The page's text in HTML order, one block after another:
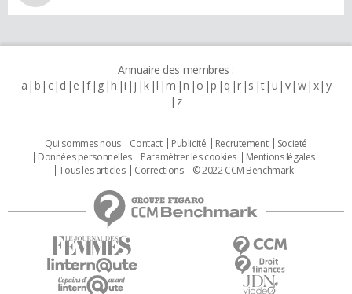
Annuaire des membres :
a b c d e f g h i j k l m n o p q r s t u v w x y
z
Qui sommes nous Contact Publicité Recrutement
Societé
Données personnelles
Paramétrer les cookies
Mentions légales
Tous les articles
Corrections © 2022 CCM Benchmark